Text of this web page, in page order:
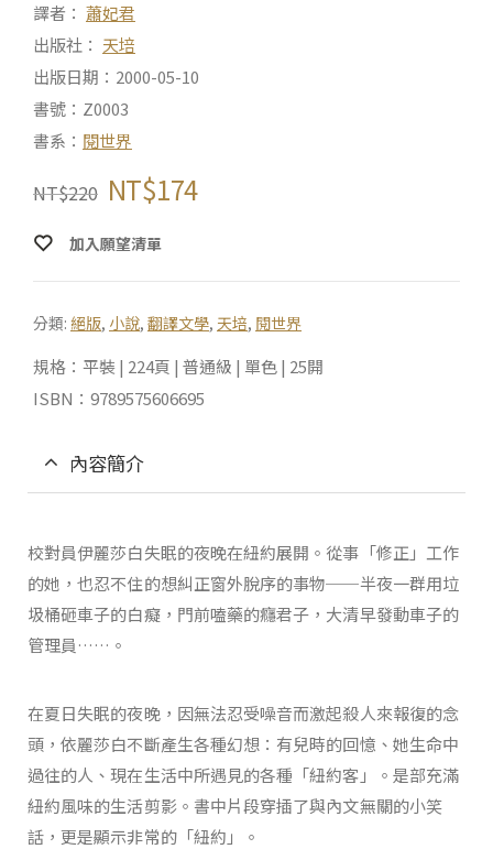
譯者： 蕭妃君
出版社： 天培
出版日期：2000-05-10
書號：Z0003
書系： 閱世界
NT$220 NT$174
加入願望清單
分類: 絕版, 小說, 翻譯文學, 天培, 閱世界
規格：平裝 | 224頁 | 普通級 | 單色 | 25開
ISBN：9789575606695
內容簡介
校對員伊麗莎白失眠的夜晚在紐約展開。從事「修正」工作
的她，也忍不住的想糾正窗外脫序的事物──半夜一群用垃
圾桶砸車子的白癡，門前嗑藥的癮君子，大清早發動車子的
管理員……。
在夏日失眠的夜晚，因無法忍受噪音而激起殺人來報復的念
頭，依麗莎白不斷產生各種幻想：有兒時的回憶、她生命中
過往的人、現在生活中所遇見的各種「紐約客」。是部充滿
紐約風味的生活剪影。書中片段穿插了與內文無關的小笑
話，更是顯示非常的「紐約」。